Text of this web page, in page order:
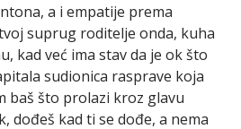
a i empatije prema
suprug roditelje onda, kuha
kad već ima stav da je ok što
sudionica rasprave koja
baš što prolazi kroz glavu
dođeš kad ti se dođe, a nema